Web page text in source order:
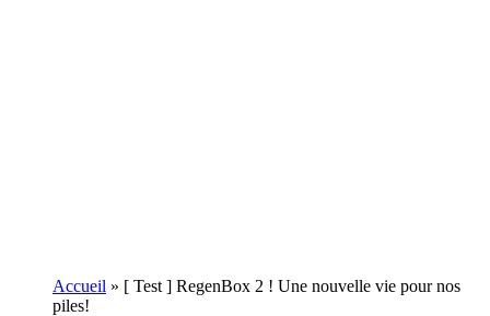
Accueil » [ Test ] RegenBox 2 ! Une nouvelle vie pour nos
piles!